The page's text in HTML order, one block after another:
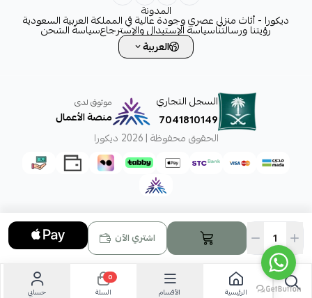
اشتري الآن
الرئيسية الأقسام
0
حسابي
المدونة
ديكورا - أثاث منزلي عصري وجودة عالية في المملكة العربية السعودية
رؤيتنا ورسالتناسياسة الإستبدال والإسترجاعسياسة الشحن
العربية
السجل التجاري
7041810149
موثوق لدى
منصة الأعمال
الحقوق محفوظة | 2026
ديكورا